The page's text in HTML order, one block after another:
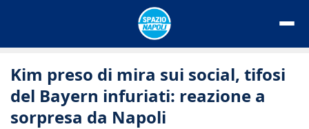
Kim preso di mira sui social, tifosi
del Bayern infuriati: reazione a
sorpresa da Napoli